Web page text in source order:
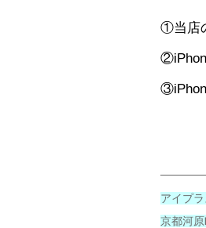
①当店
アイプ
京都河